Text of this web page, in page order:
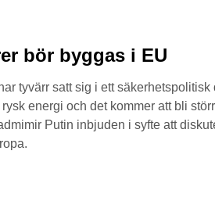
bör byggas i EU
tyvärr satt sig i ett
energi och det kommer att bli
Putin inbjuden i syfte att